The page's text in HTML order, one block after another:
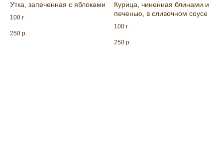
Утка, запеченная с яблоками
100 г
250 р.
Курица, чиненная блинами и
печенью, в сливочном соусе
100 г
250 р.